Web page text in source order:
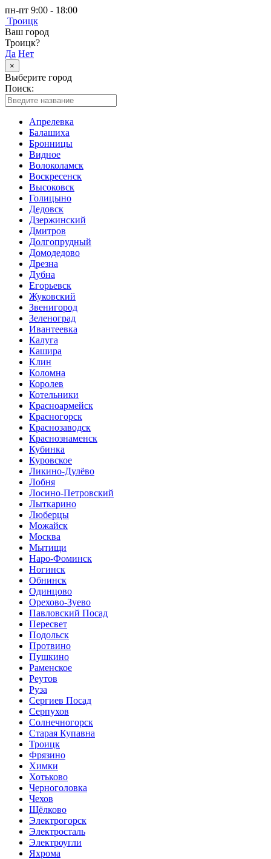
пн-пт 9:00 - 18:00
Троицк
Ваш город
Троицк?
Да Нет
×
Выберите город
Поиск:
Апрелевка
Балашиха
Бронницы
Видное
Волоколамск
Воскресенск
Высоковск
Голицыно
Дедовск
Дзержинский
Дмитров
Долгопрудный
Домодедово
Дрезна
Дубна
Егорьевск
Жуковский
Звенигород
Зеленоград
Ивантеевка
Калуга
Кашира
Клин
Коломна
Королев
Котельники
Красноармейск
Красногорск
Краснозаводск
Краснознаменск
Кубинка
Куровское
Ликино-Дулёво
Лобня
Лосино-Петровский
Лыткарино
Люберцы
Можайск
Москва
Мытищи
Наро-Фоминск
Ногинск
Обнинск
Одинцово
Орехово-Зуево
Павловский Посад
Пересвет
Подольск
Протвино
Пушкино
Раменское
Реутов
Руза
Сергиев Посад
Серпухов
Солнечногорск
Старая Купавна
Троицк
Фрязино
Химки
Хотьково
Черноголовка
Чехов
Щёлково
Электрогорск
Электросталь
Электроугли
Яхрома